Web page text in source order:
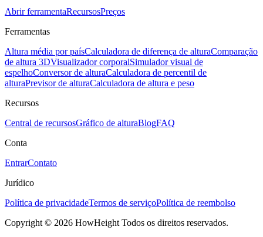
Abrir ferramentaRecursosPreços
Ferramentas
Altura média por paísCalculadora de diferença de alturaComparação
de altura 3DVisualizador corporalSimulador visual de
espelhoConversor de alturaCalculadora de percentil de
alturaPrevisor de alturaCalculadora de altura e peso
Recursos
Central de recursosGráfico de alturaBlogFAQ
Conta
EntrarContato
Jurídico
Política de privacidadeTermos de serviçoPolítica de reembolso
Copyright © 2026 HowHeight Todos os direitos reservados.